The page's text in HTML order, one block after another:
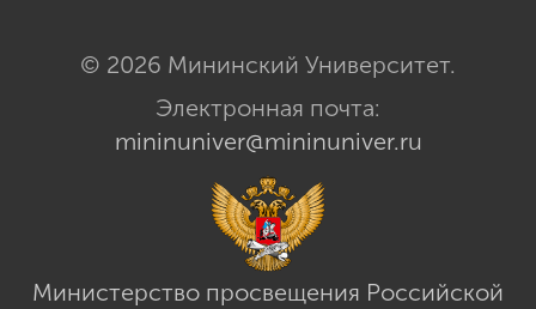
© 2026 Мининский Университет.
Электронная почта:
mininuniver@mininuniver.ru
Министерство просвещения Российской